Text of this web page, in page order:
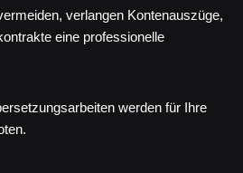
verlangen Kontenauszüge,
eine professionelle
werden für Ihre